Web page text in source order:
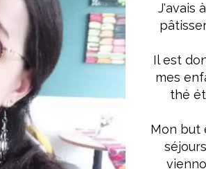
J'avais
Il est
mes
thé
Mon but